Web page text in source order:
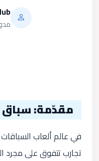
مقدّمة:
في عالم ألعاب
تجارب تتفوق على مجرد